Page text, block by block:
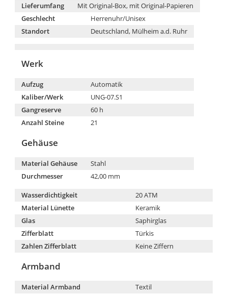
Lieferumfang
Mit Original-Box, mit Original-Papieren
Geschlecht
Herrenuhr/Unisex
Standort
Deutschland, Mülheim a.d. Ruhr
Werk
Aufzug
Automatik
Kaliber/Werk
UNG-07.S1
Gangreserve
60 h
Anzahl Steine
21
Gehäuse
Material Gehäuse
Stahl
Durchmesser
42,00 mm
Wasserdichtigkeit
20 ATM
Material Lünette
Keramik
Glas
Saphirglas
Zifferblatt
Türkis
Zahlen Zifferblatt
Keine Ziffern
Armband
Material Armband
Textil